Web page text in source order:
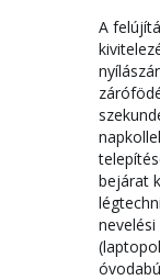
A
bejárat